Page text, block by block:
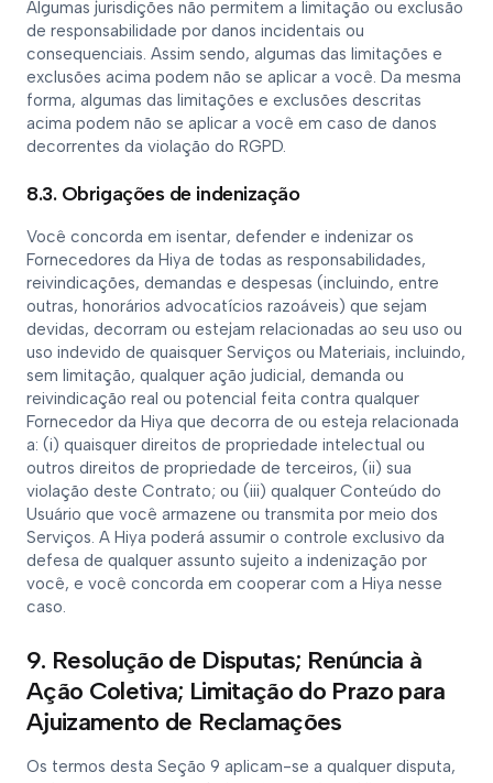
Algumas jurisdições não permitem a limitação ou exclusão
de responsabilidade por danos incidentais ou
consequenciais. Assim sendo, algumas das limitações e
exclusões acima podem não se aplicar a você. Da mesma
forma, algumas das limitações e exclusões descritas
acima podem não se aplicar a você em caso de danos
decorrentes da violação do RGPD.
8.3. Obrigações de indenização
Você concorda em isentar, defender e indenizar os
Fornecedores da Hiya de todas as responsabilidades,
reivindicações, demandas e despesas (incluindo, entre
outras, honorários advocatícios razoáveis) que sejam
devidas, decorram ou estejam relacionadas ao seu uso ou
uso indevido de quaisquer Serviços ou Materiais, incluindo,
sem limitação, qualquer ação judicial, demanda ou
reivindicação real ou potencial feita contra qualquer
Fornecedor da Hiya que decorra de ou esteja relacionada
a: (i) quaisquer direitos de propriedade intelectual ou
outros direitos de propriedade de terceiros, (ii) sua
violação deste Contrato; ou (iii) qualquer Conteúdo do
Usuário que você armazene ou transmita por meio dos
Serviços. A Hiya poderá assumir o controle exclusivo da
defesa de qualquer assunto sujeito a indenização por
você, e você concorda em cooperar com a Hiya nesse
caso.
9. Resolução de Disputas; Renúncia à
Ação Coletiva; Limitação do Prazo para
Ajuizamento de Reclamações
Os termos desta Seção 9 aplicam-se a qualquer disputa,